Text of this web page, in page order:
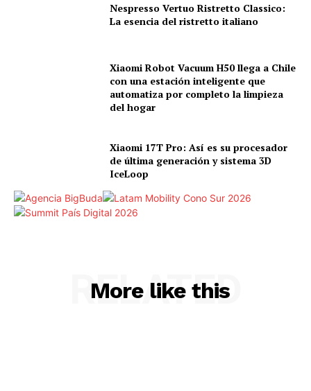
Nespresso Vertuo Ristretto Classico:
La esencia del ristretto italiano
Xiaomi Robot Vacuum H50 llega a Chile
con una estación inteligente que
automatiza por completo la limpieza
del hogar
Xiaomi 17T Pro: Así es su procesador
de última generación y sistema 3D
IceLoop
More like this
RELATED